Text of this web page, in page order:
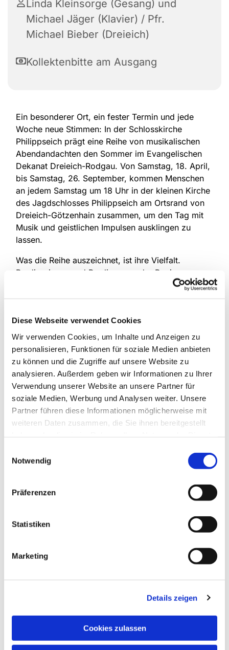
Diese Webseite verwendet Cookies
Wir verwenden Cookies, um Inhalte und Anzeigen zu
personalisieren, Funktionen für soziale Medien anbieten
zu können und die Zugriffe auf unsere Website zu
analysieren. Außerdem geben wir Informationen zu Ihrer
Verwendung unserer Website an unsere Partner für
soziale Medien, Werbung und Analysen weiter. Unsere
Partner führen diese Informationen möglicherweise mit
weiteren Daten zusammen, die Sie ihnen bereitgestellt
Notwendig
Präferenzen
Statistiken
Marketing
Details zeigen
Cookies zulassen
Linda Kleinsorge (Gesang) und
Michael Jäger (Klavier) / Pfr.
Michael Bieber (Dreieich)
Kollektenbitte am Ausgang
Ein besonderer Ort, ein fester Termin und jede
Woche neue Stimmen: In der Schlosskirche
Philippseich prägt eine Reihe von musikalischen
Abendandachten den Sommer im Evangelischen
Dekanat Dreieich-Rodgau. Von Samstag, 18. April,
bis Samstag, 26. September, kommen Menschen
an jedem Samstag um 18 Uhr in der kleinen Kirche
des Jagdschlosses Philippseich am Ortsrand von
Dreieich-Götzenhain zusammen, um den Tag mit
Musik und geistlichen Impulsen ausklingen zu
lassen.
Was die Reihe auszeichnet, ist ihre Vielfalt.
Predigerinnen und Prediger aus der Region
gestalten die Andachten gemeinsam mit ganz
unterschiedlichen Ensembles – von Chören über
und Vokalgruppen. So erhält jeder Abend eine
eigene Klangfarbe und einen eigenen Zugang zu
Glauben und Besinnung.
Die besondere Atmosphäre der Schlosskirche trägt
ihren Teil dazu bei. Eingebettet in Wiesen und
Wälder wird der Besuch oft Teil eines ganzen
Nachmittags: ein Spaziergang durch die
Umgebung – und zum Abschluss ein Moment der
Ruhe, der Musik und der Konzentration.
Burgkirchengemeinde Dreieichenhain und dem